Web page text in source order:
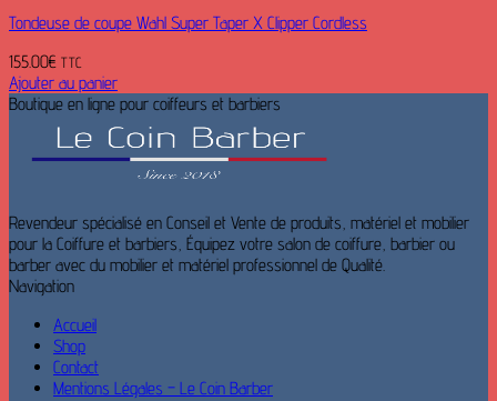
Tondeuse de coupe Wahl Super Taper X Clipper Cordless
155.00€ TTC
Ajouter au panier
Boutique en ligne pour coiffeurs et barbiers
Revendeur spécialisé en Conseil et Vente de produits, matériel et mobilier
pour la Coiffure et barbiers, Équipez votre salon de coiffure, barbier ou
barber avec du mobilier et matériel professionnel de Qualité.
Navigation
Accueil
Shop
Contact
Mentions Légales – Le Coin Barber